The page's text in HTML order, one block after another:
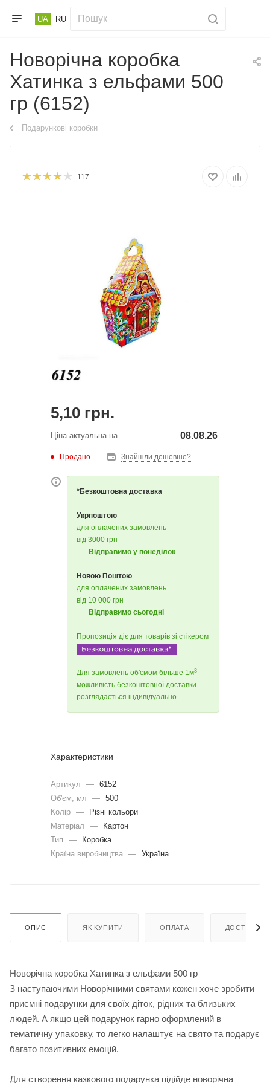
UA RU
Новорічна коробка
Хатинка з ельфами 500
гр (6152)
Подарункові коробки
117
5,10 грн.
Ціна актуальна на 08.08.26
Продано Знайшли дешевше?
*Безкоштовна доставка
Укрпоштою
для оплачених замовлень
від 3000 грн
Відправимо у понеділок
Новою Поштою
для оплачених замовлень
від 10 000 грн
Відправимо сьогодні
Пропозиція діє для товарів зі стікером
Для замовлень об'ємом більше 1м3
можливість безкоштовної доставки
розглядається індивідуально
Характеристики
Артикул — 6152
Об'єм, мл
— 500
Колір —
Різні кольори
Матеріал
—
Картон
Тип
—
Коробка
Країна виробництва — Україна
ОПИС ЯК КУПИТИ ОПЛАТА ДОСТАВКА
Новорічна коробка Хатинка з ельфами 500 гр
З наступаючими Новорічними святами кожен хоче зробити
приємні подарунки для своїх діток, рідних та близьких
людей. А якщо цей подарунок гарно оформлений в
тематичну упаковку, то легко налаштує на свято та подарує
багато позитивних емоцій.
Для створення казкового подарунка підійде новорічна